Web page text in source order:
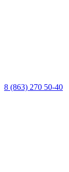
8 (863) 270 50-40